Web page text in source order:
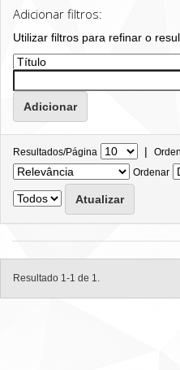
Adicionar filtros:
Utilizar filtros para refinar o
Resultados/Página |
Ordenar
Resultado 1-1 de 1.